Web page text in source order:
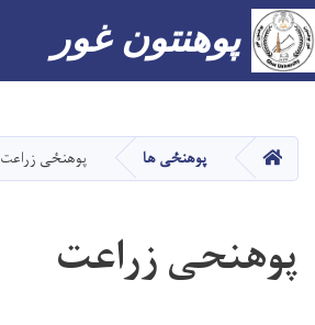
main
content
پوهنتون غور
صفحه اصلیپوهنځی ها پوهنځی زراعت
پوهنحی زراعت